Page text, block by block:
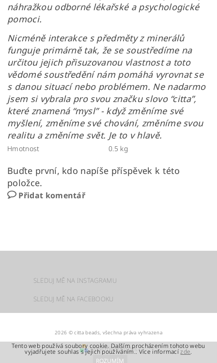
náhražkou odborné lékařské a psychologické
pomoci.
Nicméně interakce s předměty z minerálů
funguje primárně tak, že se soustředíme na
určitou jejich přisuzovanou vlastnost a toto
vědomé soustředění nám pomáhá vyrovnat se
s danou situací nebo problémem. Ne nadarmo
jsem si vybrala pro svou značku slovo “citta”,
které znamená “mysl” - když změníme své
myšlení, změníme své chování, změníme svou
realitu a změníme svět. Je to v hlavě.
Hmotnost 0.5 kg
Buďte první, kdo napíše příspěvek k této
položce.
Přidat komentář
SLEDUJ MĚ NA INSTAGRAMU
SLEDUJ MĚ NA FACEBOOKU
2026 © citta beads, všechna práva vyhrazena
Vytvořil Shoptet
Tento web používá soubory cookie. Dalším procházením tohoto webu
vyjadřujete souhlas s jejich používáním.. Více informacízde.
ROZUMÍM